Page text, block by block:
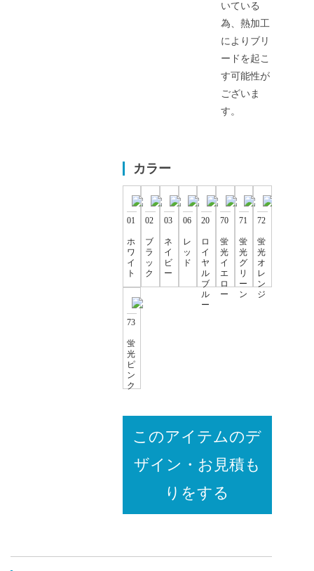
いている
為、熱加工
によりブリ
ードを起こ
す可能性が
ございま
す。
カラー
01
ホ
ワ
イ
ト
02
ブ
ラ
ッ
ク
03
ネ
イ
ビ
ー
06
レ
ッ
ド
20
ロ
イ
ヤ
ル
ブ
ル
ー
70
蛍
光
イ
エ
ロ
ー
71
蛍
光
グ
リ
ー
ン
72
蛍
光
オ
レ
ン
ジ
73
蛍
光
ピ
ン
ク
このアイテムのデ
ザイン・お見積も
りをする